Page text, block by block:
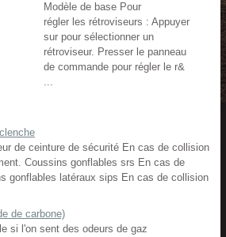
Modèle de base Pour
régler les rétroviseurs : Appuyer
sur pour sélectionner un
rétroviseur. Presser le panneau
de commande pour régler le r&
...
de ceinture de sécurité En cas de collision
Coussins gonflables srs En cas de
gonflables latéraux sips En cas de collision
de carbone)
si l'on sent des odeurs de gaz